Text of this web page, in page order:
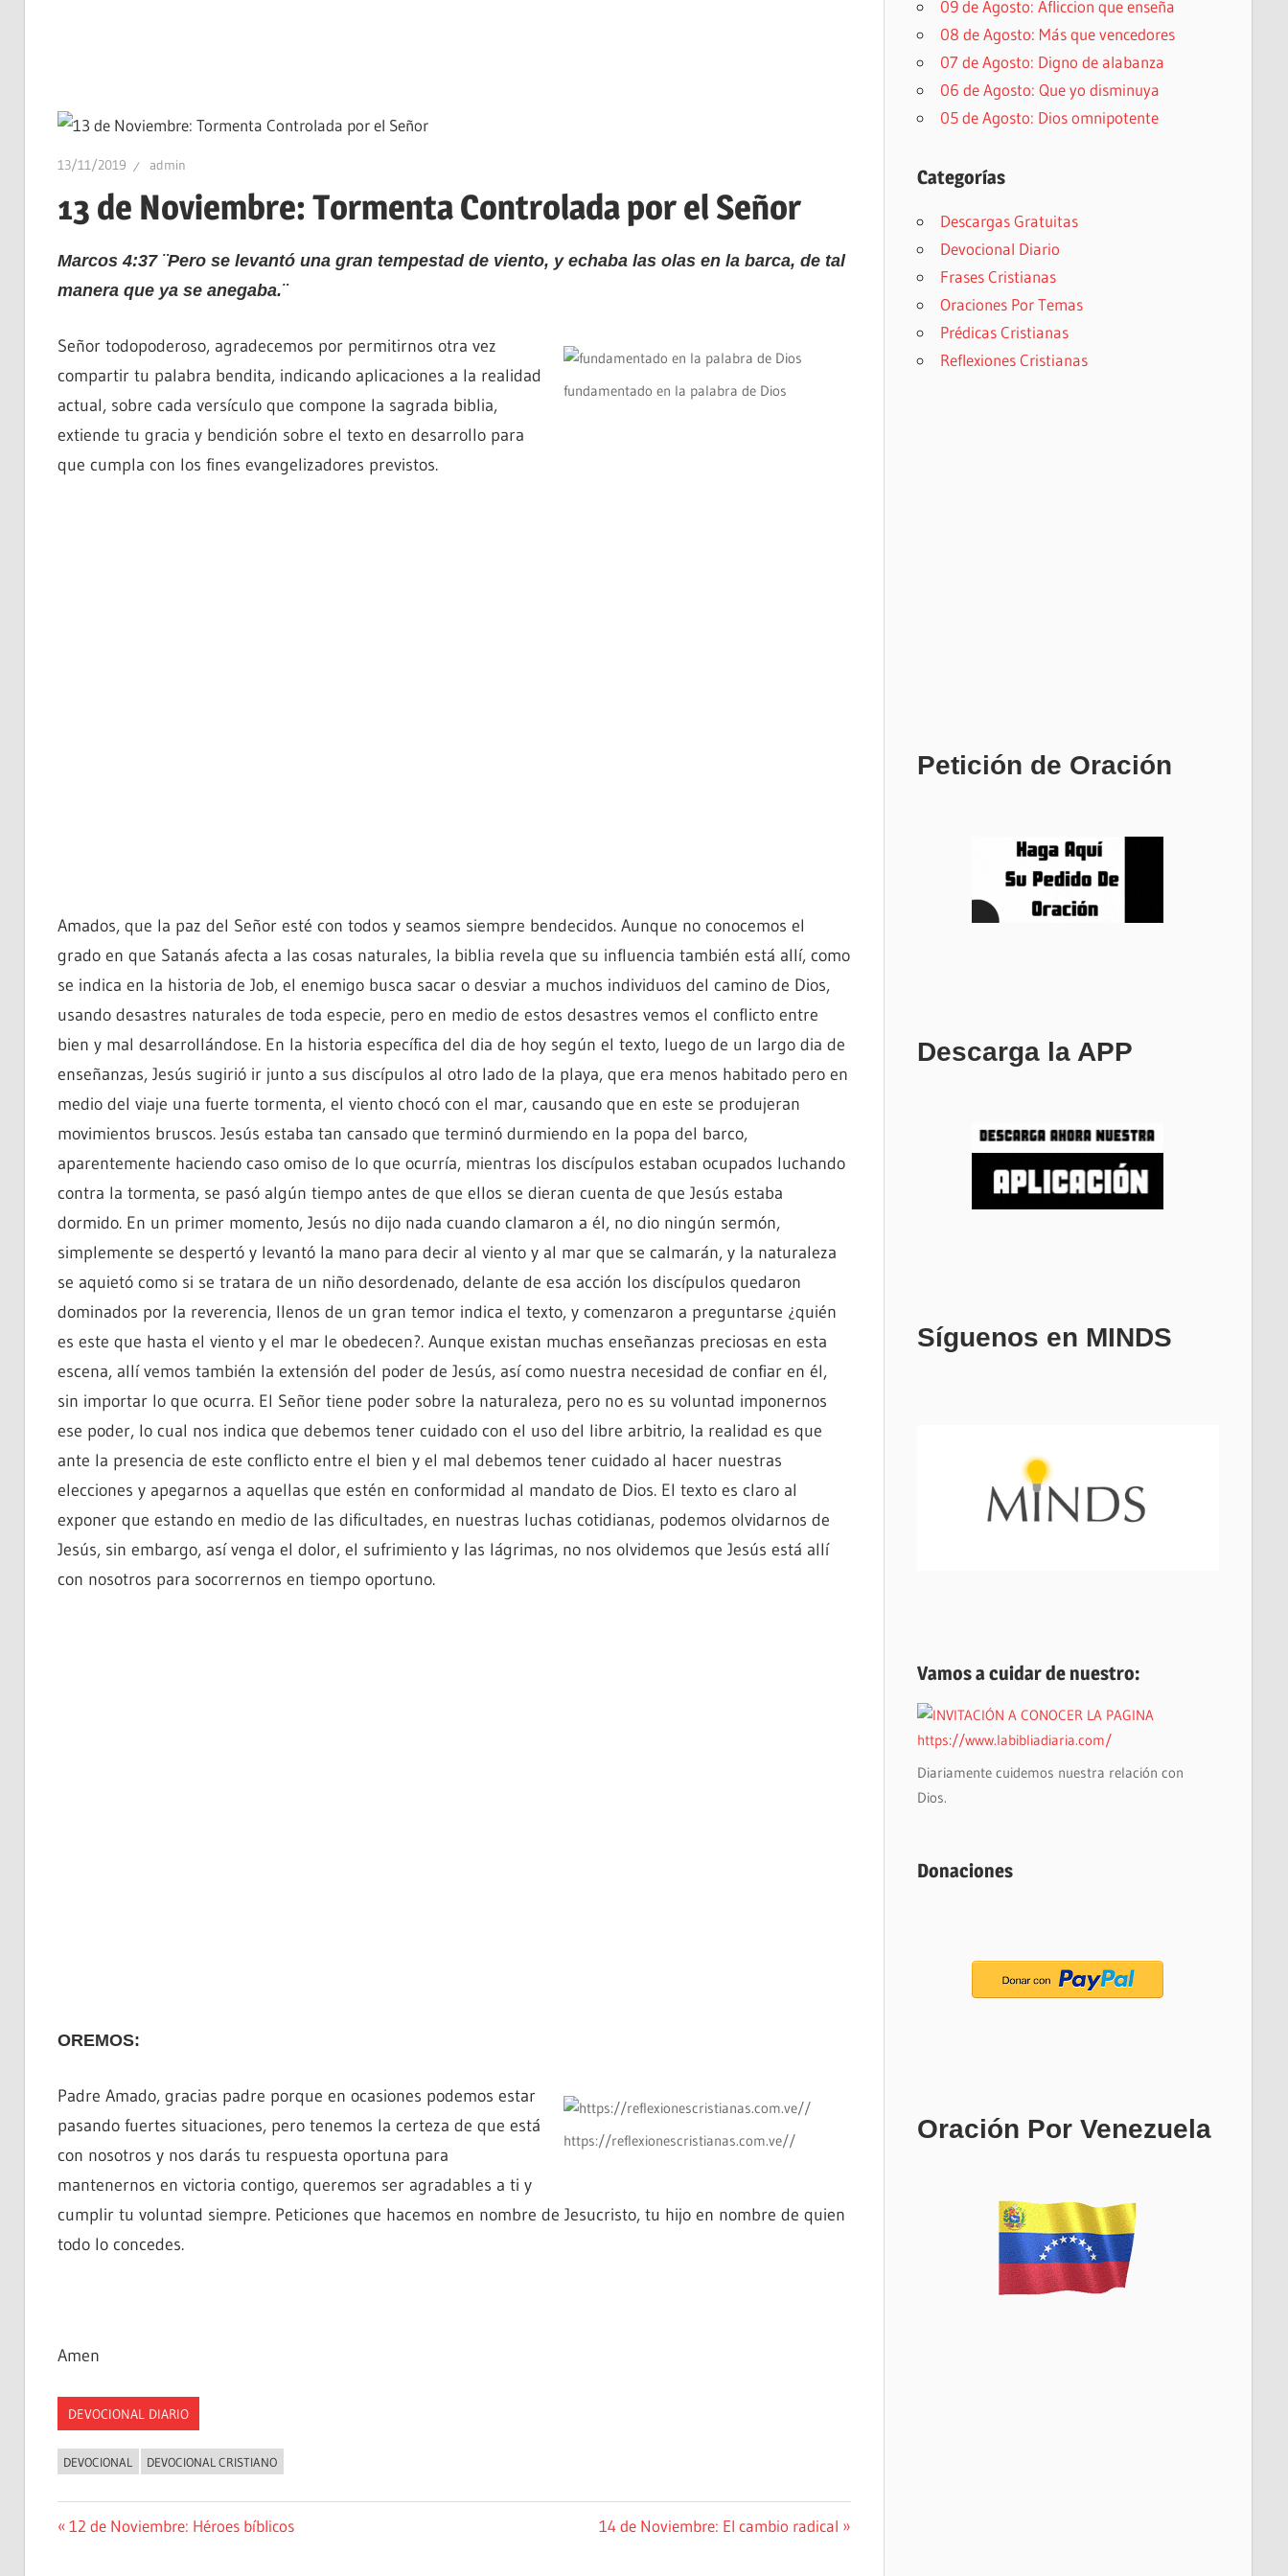
13/11/2019 admin
13 de Noviembre: Tormenta Controlada por el Señor
Marcos 4:37 ¨Pero se levantó una gran tempestad de viento, y echaba las olas en la barca, de tal
manera que ya se anegaba.¨
fundamentado en la palabra de Dios
Señor todopoderoso, agradecemos por permitirnos otra vez
compartir tu palabra bendita, indicando aplicaciones a la realidad
actual, sobre cada versículo que compone la sagrada biblia,
extiende tu gracia y bendición sobre el texto en desarrollo para
que cumpla con los fines evangelizadores previstos.
Amados, que la paz del Señor esté con todos y seamos siempre bendecidos. Aunque no conocemos el
grado en que Satanás afecta a las cosas naturales, la biblia revela que su influencia también está allí, como
se indica en la historia de Job, el enemigo busca sacar o desviar a muchos individuos del camino de Dios,
usando desastres naturales de toda especie, pero en medio de estos desastres vemos el conflicto entre
bien y mal desarrollándose. En la historia específica del dia de hoy según el texto, luego de un largo dia de
enseñanzas, Jesús sugirió ir junto a sus discípulos al otro lado de la playa, que era menos habitado pero en
medio del viaje una fuerte tormenta, el viento chocó con el mar, causando que en este se produjeran
movimientos bruscos. Jesús estaba tan cansado que terminó durmiendo en la popa del barco,
aparentemente haciendo caso omiso de lo que ocurría, mientras los discípulos estaban ocupados luchando
contra la tormenta, se pasó algún tiempo antes de que ellos se dieran cuenta de que Jesús estaba
dormido. En un primer momento, Jesús no dijo nada cuando clamaron a él, no dio ningún sermón,
simplemente se despertó y levantó la mano para decir al viento y al mar que se calmarán, y la naturaleza
se aquietó como si se tratara de un niño desordenado, delante de esa acción los discípulos quedaron
dominados por la reverencia, llenos de un gran temor indica el texto, y comenzaron a preguntarse ¿quién
es este que hasta el viento y el mar le obedecen?. Aunque existan muchas enseñanzas preciosas en esta
escena, allí vemos también la extensión del poder de Jesús, así como nuestra necesidad de confiar en él,
sin importar lo que ocurra. El Señor tiene poder sobre la naturaleza, pero no es su voluntad imponernos
ese poder, lo cual nos indica que debemos tener cuidado con el uso del libre arbitrio, la realidad es que
ante la presencia de este conflicto entre el bien y el mal debemos tener cuidado al hacer nuestras
elecciones y apegarnos a aquellas que estén en conformidad al mandato de Dios. El texto es claro al
exponer que estando en medio de las dificultades, en nuestras luchas cotidianas, podemos olvidarnos de
Jesús, sin embargo, así venga el dolor, el sufrimiento y las lágrimas, no nos olvidemos que Jesús está allí
con nosotros para socorrernos en tiempo oportuno.
OREMOS:
https://reflexionescristianas.com.ve//
Padre Amado, gracias padre porque en ocasiones podemos estar
pasando fuertes situaciones, pero tenemos la certeza de que está
con nosotros y nos darás tu respuesta oportuna para
mantenernos en victoria contigo, queremos ser agradables a ti y
cumplir tu voluntad siempre. Peticiones que hacemos en nombre de Jesucristo, tu hijo en nombre de quien
todo lo concedes.
Amen
DEVOCIONAL DIARIO
DEVOCIONAL DEVOCIONAL CRISTIANO
Navegación
Entrada
12 de Noviembre: Héroes bíblicos
Siguiente
14 de Noviembre: El cambio radical
09 de Agosto: Afliccion que enseña
08 de Agosto: Más que vencedores
07 de Agosto: Digno de alabanza
06 de Agosto: Que yo disminuya
05 de Agosto: Dios omnipotente
Categorías
Descargas Gratuitas
Devocional Diario
Frases Cristianas
Oraciones Por Temas
Prédicas Cristianas
Reflexiones Cristianas
Petición de Oración
Descarga la APP
Síguenos en MINDS
Vamos a cuidar de nuestro:
Diariamente cuidemos nuestra relación con
Dios.
Donaciones
Oración Por Venezuela